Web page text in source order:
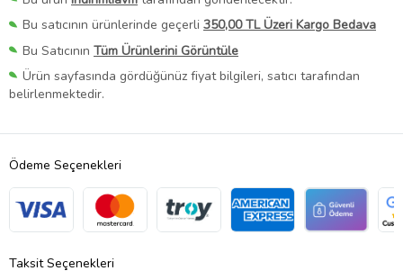
Bu satıcının ürünlerinde geçerli 350,00 TL Üzeri Kargo Bedava
Bu Satıcının Tüm Ürünlerini Görüntüle
Ürün sayfasında gördüğünüz fiyat bilgileri, satıcı tarafından
belirlenmektedir.
Ödeme Seçenekleri
Taksit Seçenekleri